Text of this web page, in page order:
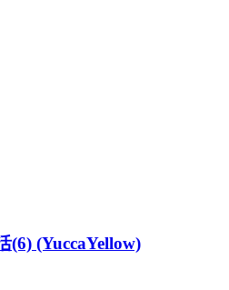
(6) (YuccaYellow)